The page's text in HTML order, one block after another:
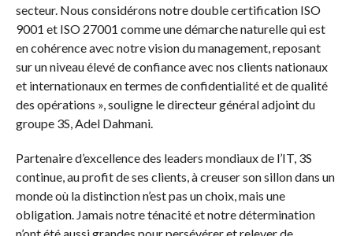
secteur. Nous considérons notre double certification ISO
9001 et ISO 27001 comme une démarche naturelle qui est
en cohérence avec notre vision du management, reposant
sur un niveau élevé de confiance avec nos clients nationaux
et internationaux en termes de confidentialité et de qualité
des opérations », souligne le directeur général adjoint du
groupe 3S, Adel Dahmani.
Partenaire d’excellence des leaders mondiaux de l’IT, 3S
continue, au profit de ses clients, à creuser son sillon dans un
monde où la distinction n’est pas un choix, mais une
obligation. Jamais notre ténacité et notre détermination